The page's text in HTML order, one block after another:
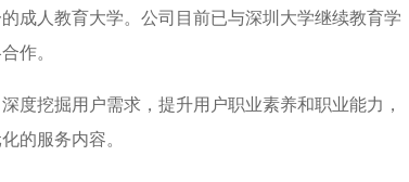
成人教育大学。公司目前已与深圳大学继续教育学
作。
度挖掘用户需求，提升用户职业素养和职业能力，
的服务内容。